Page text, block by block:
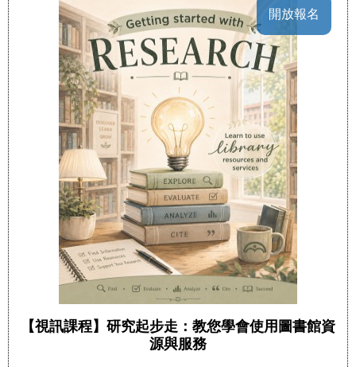
開放報名
【視訊課程】研究起步走：教您學會使用圖書館資
源與服務